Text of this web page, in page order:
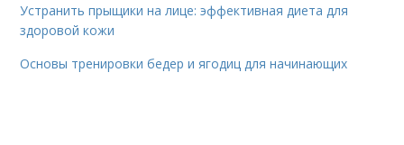
Устранить прыщики на лице: эффективная диета для
здоровой кожи
Основы тренировки бедер и ягодиц для начинающих